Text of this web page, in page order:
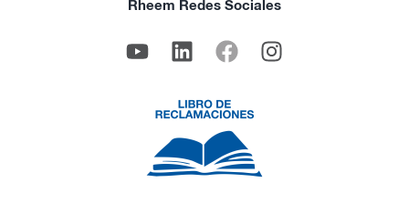
Rheem Redes Sociales